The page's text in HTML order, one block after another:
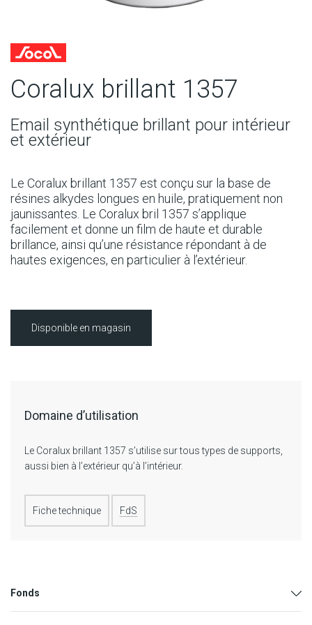
Coralux brillant 1357
Email synthétique brillant pour intérieur
et extérieur
Le Coralux brillant 1357 est conçu sur la base de
résines alkydes longues en huile, pratiquement non
jaunissantes. Le Coralux bril 1357 s’applique
facilement et donne un film de haute et durable
brillance, ainsi qu’une résistance répondant à de
hautes exigences, en particulier à l’extérieur.
Disponible en magasin
Domaine d’utilisation
Le Coralux brillant 1357 s’utilise sur tous types de supports,
aussi bien à l’extérieur qu’à l’intérieur.
Fiche technique FdS
Fonds